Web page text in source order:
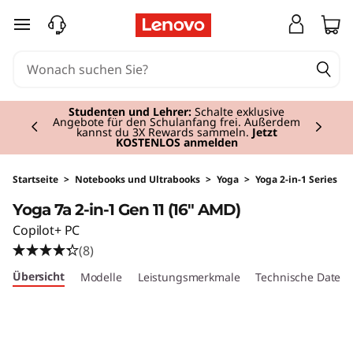
Y
7
a
2
zum Hauptinhalt springen
Studenten und Lehrer: Schalte exklusive
Angebote für den Schulanfang frei. Außerdem
kannst du 3X Rewards sammeln. Jetzt
KOSTENLOS anmelden
Currently displaying item 2 of 3
Startseite > Notebooks und Ultrabooks > Yoga > Yoga 2-in-1 Series
Yoga 7a 2-in-1 Gen 11 (16" AMD)
Copilot+ PC
(8)
Übersicht Modelle Leistungsmerkmale Technische Daten